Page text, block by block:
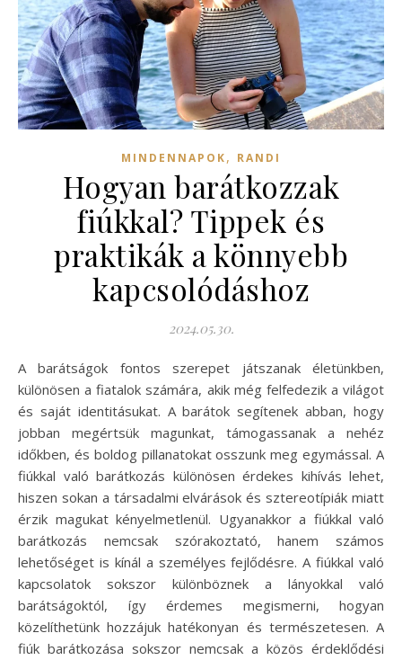
MINDENNAPOK, RANDI
Hogyan barátkozzak
fiúkkal? Tippek és
praktikák a könnyebb
kapcsolódáshoz
2024.05.30.
A barátságok fontos szerepet játszanak életünkben,
különösen a fiatalok számára, akik még felfedezik a világot
és saját identitásukat. A barátok segítenek abban, hogy
jobban megértsük magunkat, támogassanak a nehéz
időkben, és boldog pillanatokat osszunk meg egymással. A
fiúkkal való barátkozás különösen érdekes kihívás lehet,
hiszen sokan a társadalmi elvárások és sztereotípiák miatt
érzik magukat kényelmetlenül. Ugyanakkor a fiúkkal való
barátkozás nemcsak szórakoztató, hanem számos
lehetőséget is kínál a személyes fejlődésre. A fiúkkal való
kapcsolatok sokszor különböznek a lányokkal való
barátságoktól, így érdemes megismerni, hogyan
közelíthetünk hozzájuk hatékonyan és természetesen. A
fiúk barátkozása sokszor nemcsak a közös érdeklődési